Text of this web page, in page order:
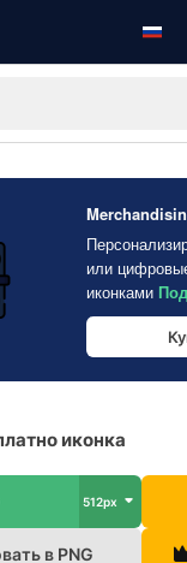
или
иконками
иконка
512px
в PNG